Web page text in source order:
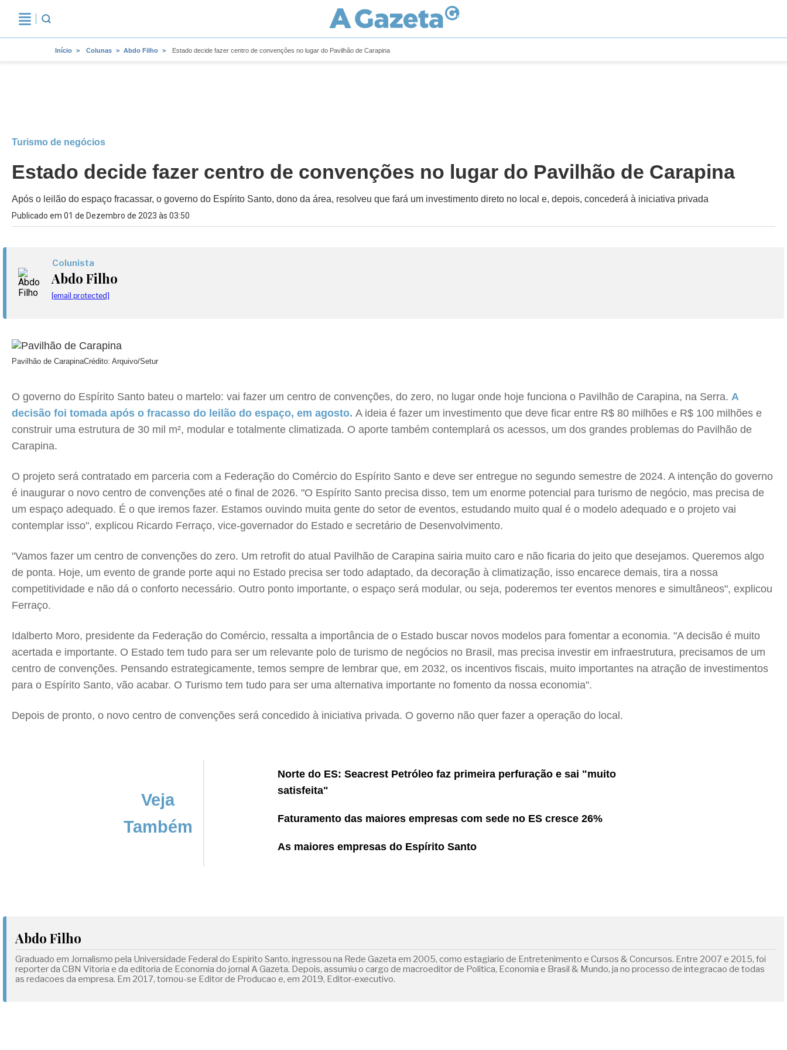
Início Colunas Abdo Filho Estado decide fazer centro de convenções no lugar do Pavilhão de Carapina
Turismo de negócios
Estado decide fazer centro de convenções no lugar do Pavilhão de Carapina
Após o leilão do espaço fracassar, o governo do Espírito Santo, dono da área, resolveu que fará um investimento direto no local e, depois, concederá à iniciativa privada
Publicado em 01 de Dezembro de 2023 às 03:50
Colunista
Abdo Filho
[email protected]
Pavilhão de CarapinaCrédito: Arquivo/Setur
O governo do Espírito Santo bateu o martelo: vai fazer um centro de convenções, do zero, no lugar onde hoje funciona o Pavilhão de Carapina, na Serra. A
decisão foi tomada após o fracasso do leilão do espaço, em agosto. A ideia é fazer um investimento que deve ficar entre R$ 80 milhões e R$ 100 milhões e
construir uma estrutura de 30 mil m², modular e totalmente climatizada. O aporte também contemplará os acessos, um dos grandes problemas do Pavilhão de
Carapina.
O projeto será contratado em parceria com a Federação do Comércio do Espírito Santo e deve ser entregue no segundo semestre de 2024. A intenção do governo
é inaugurar o novo centro de convenções até o final de 2026. "O Espírito Santo precisa disso, tem um enorme potencial para turismo de negócio, mas precisa de
um espaço adequado. É o que iremos fazer. Estamos ouvindo muita gente do setor de eventos, estudando muito qual é o modelo adequado e o projeto vai
contemplar isso", explicou Ricardo Ferraço, vice-governador do Estado e secretário de Desenvolvimento.
"Vamos fazer um centro de convenções do zero. Um retrofit do atual Pavilhão de Carapina sairia muito caro e não ficaria do jeito que desejamos. Queremos algo
de ponta. Hoje, um evento de grande porte aqui no Estado precisa ser todo adaptado, da decoração à climatização, isso encarece demais, tira a nossa
competitividade e não dá o conforto necessário. Outro ponto importante, o espaço será modular, ou seja, poderemos ter eventos menores e simultâneos", explicou
Ferraço.
Idalberto Moro, presidente da Federação do Comércio, ressalta a importância de o Estado buscar novos modelos para fomentar a economia. "A decisão é muito
acertada e importante. O Estado tem tudo para ser um relevante polo de turismo de negócios no Brasil, mas precisa investir em infraestrutura, precisamos de um
centro de convenções. Pensando estrategicamente, temos sempre de lembrar que, em 2032, os incentivos fiscais, muito importantes na atração de investimentos
para o Espírito Santo, vão acabar. O Turismo tem tudo para ser uma alternativa importante no fomento da nossa economia".
Depois de pronto, o novo centro de convenções será concedido à iniciativa privada. O governo não quer fazer a operação do local.
Veja
Também
Norte do ES: Seacrest Petróleo faz primeira perfuração e sai "muito
satisfeita"
Faturamento das maiores empresas com sede no ES cresce 26%
As maiores empresas do Espírito Santo
Abdo Filho
Graduado em Jornalismo pela Universidade Federal do Espirito Santo, ingressou na Rede Gazeta em 2005, como estagiario de Entretenimento e Cursos & Concursos. Entre 2007 e 2015, foi
reporter da CBN Vitoria e da editoria de Economia do jornal A Gazeta. Depois, assumiu o cargo de macroeditor de Politica, Economia e Brasil & Mundo, ja no processo de integracao de todas
as redacoes da empresa. Em 2017, tornou-se Editor de Producao e, em 2019, Editor-executivo.